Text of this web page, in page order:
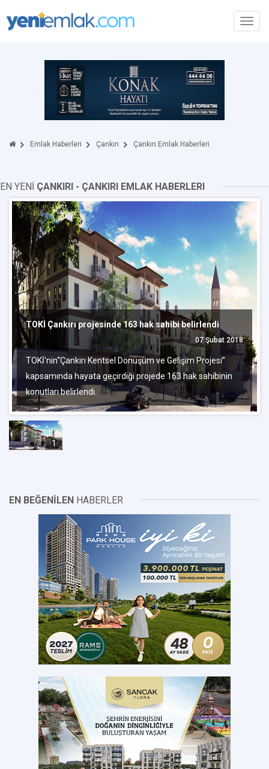
Emlak Haberleri Çankırı Çankırı Emlak Haberleri
EN YENİ ÇANKIRI - ÇANKIRI EMLAK HABERLERI
TOKİ Çankırı projesinde 163 hak sahibi belirlendi
07 Şubat 2018
TOKİ'nin“Çankırı Kentsel Dönüşüm ve Gelişim Projesi”
kapsamında hayata geçirdiği projede 163 hak sahibinin
konutları belirlendi.
1
EN BEĞENİLEN HABERLER